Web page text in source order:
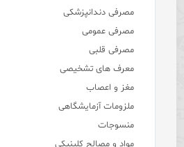
مصرفی دندانپزشکی
مصرفی عمومی
مصرفی قلبی
معرف های تشخیصی
مغز و اعصاب
ملزومات آزمایشگاهی
منسوجات
مواد و مصالح کلینیکی